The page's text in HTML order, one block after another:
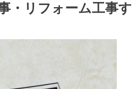
・リフォーム工事す